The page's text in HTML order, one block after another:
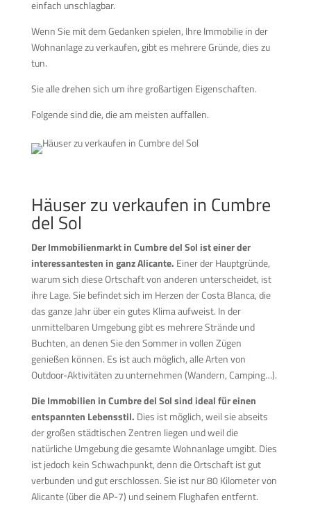
einfach unschlagbar.
Wenn Sie mit dem Gedanken spielen, Ihre Immobilie in der
Wohnanlage zu verkaufen, gibt es mehrere Gründe, dies zu
tun.
Sie alle drehen sich um ihre großartigen Eigenschaften.
Folgende sind die, die am meisten auffallen.
Häuser zu verkaufen in Cumbre
del Sol
Der Immobilienmarkt in Cumbre del Sol ist einer der
interessantesten in ganz Alicante. Einer der Hauptgründe,
warum sich diese Ortschaft von anderen unterscheidet, ist
ihre Lage. Sie befindet sich im Herzen der Costa Blanca, die
das ganze Jahr über ein gutes Klima aufweist. In der
unmittelbaren Umgebung gibt es mehrere Strände und
Buchten, an denen Sie den Sommer in vollen Zügen
genießen können. Es ist auch möglich, alle Arten von
Outdoor-Aktivitäten zu unternehmen (Wandern, Camping…).
Die Immobilien in Cumbre del Sol sind ideal für einen
entspannten Lebensstil. Dies ist möglich, weil sie abseits
der großen städtischen Zentren liegen und weil die
natürliche Umgebung die gesamte Wohnanlage umgibt. Dies
ist jedoch kein Schwachpunkt, denn die Ortschaft ist gut
verbunden und gut erschlossen. Sie ist nur 80 Kilometer von
Alicante (über die AP-7) und seinem Flughafen entfernt.